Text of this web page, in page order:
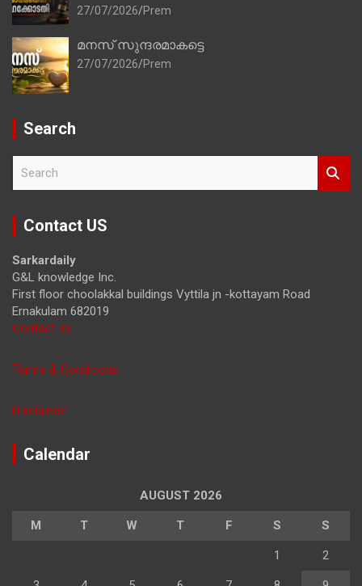
27/07/2026 Prem
മനസ് സുന്ദരമാകട്ടെ
27/07/2026 Prem
Search
r
Contact US
Sarkardaily
G&L knowledge Inc.
First floor choolakkal buildings Vyttila jn -kottayam Road
Ernakulam 682019
Contact us
Terms & Conditions
Disclaimer
Calendar
AUGUST 2026
M T W T F S S
1 2